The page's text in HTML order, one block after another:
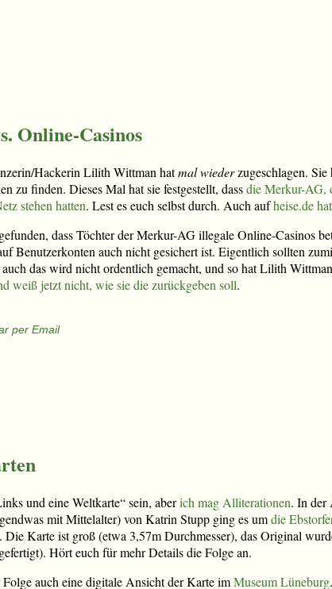
Online-Casinos
Hackerin Lilith Wittman hatmal wiederzugeschlagen. Sie
zu finden. Dieses Mal hat sie festgestellt, dassdie Merkur-AG,
stehen hatten. Lest es euch selbst durch. Auch aufheise.de
dass Töchter der Merkur-AG illegale Online-Casinos
Benutzerkonten auch nicht gesichert ist. Eigentlich sollten
das wird nicht ordentlich gemacht, und so hat Lilith
weiß jetzt nicht, wie sie die zurückgeben soll.
per Email
und eine Weltkarte“ sein, aberich mag Alliterationen. In der
mit Mittelalter) von Katrin Stupp ging es umdie
Die Karte ist groß (etwa 3,57m Durchmesser), das Original
Hört euch für mehr Details die Folge an.
auch eine digitale Ansicht der Karte imMuseum Lüneburg